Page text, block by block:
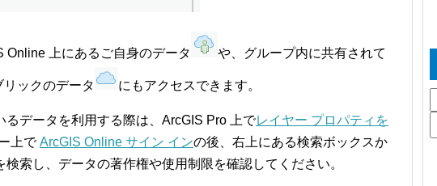
Online 上にあるご自身のデータ や、グループ内に共有されて
リックのデータ にもアクセスできます。
データを利用する際は、ArcGIS Pro 上でレイヤー プロパティを
上でArcGIS Online サイン インの後、右上にある検索ボックスか
索し、データの著作権や使用制限を確認してください。